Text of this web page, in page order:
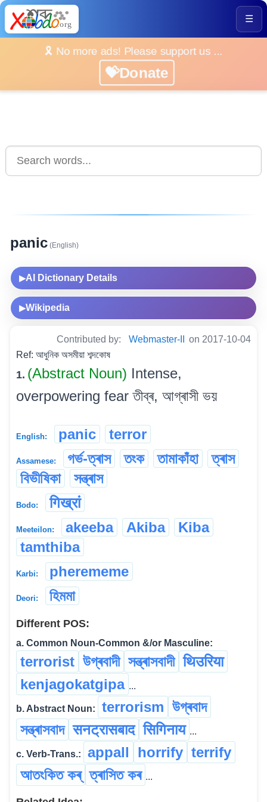
☰
🎗️ No more ads! Please support us ...
💝Donate
panic (English)
▶AI Dictionary Details
▶Wikipedia
Contributed by: Webmaster-II
on 2017-10-04
Ref: আধুনিক অসমীয়া শব্দকোষ
1. (Abstract Noun) Intense,
overpowering fear তীব্ৰ, আগ্ৰাসী ভয়
English: panic terror
Assamese: গৰ্ভ-ত্ৰাস তংক তামাকাঁহা
ত্ৰাস
বিভীষিকা
সন্ত্ৰাস
Bodo: गिख्रां
Meeteilon: akeeba Akiba
Kiba
tamthiba
Karbi: pherememe
Deori: হিমমা
Different POS:
a. Common Noun-Common &/or Masculine:
terrorist উগ্ৰবাদী সন্ত্ৰাসবাদী थिउरिया
kenjagokatgipa ...
b. Abstract Noun: terrorism উগ্ৰবাদ
সন্ত্ৰাসবাদ सनट्रासबाद सिगिनाय ...
c. Verb-Trans.: appall horrify terrify
আতংকিত কৰ্ ত্ৰাসিত কৰ ...